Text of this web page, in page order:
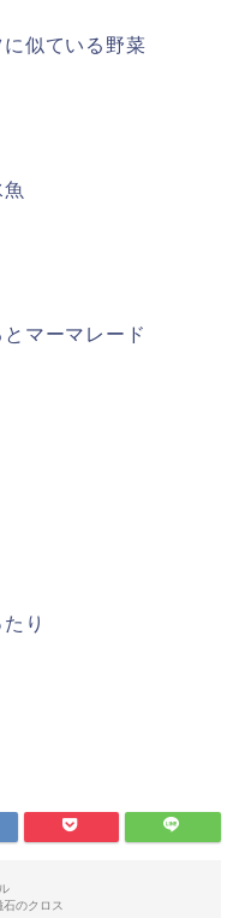
似ている野菜
マーマレード
り
石のクロス